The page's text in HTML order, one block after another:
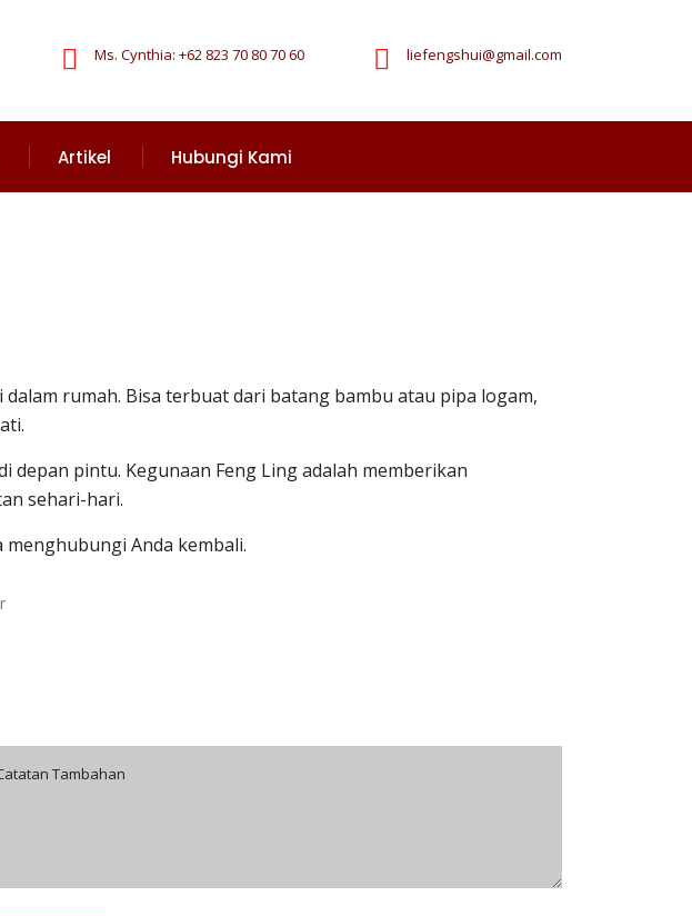
liefengshui@gmail.com
Ms. Cynthia: +62 823 70 80 70 60
Artikel Hubungi Kami
rumah. Bisa terbuat dari batang bambu atau pipa logam,
depan pintu. Kegunaan Feng Ling adalah memberikan
sehari-hari.
Anda kembali.